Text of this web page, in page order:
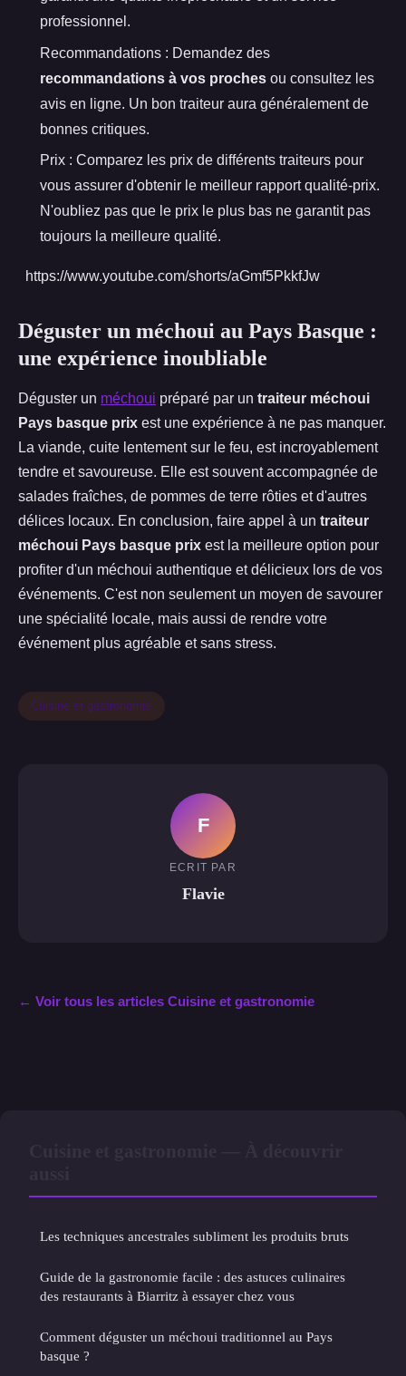
professionnel.
Recommandations : Demandez des
recommandations à vos proches ou consultez les
avis en ligne. Un bon traiteur aura généralement de
bonnes critiques.
Prix : Comparez les prix de différents traiteurs pour
vous assurer d'obtenir le meilleur rapport qualité-prix.
N'oubliez pas que le prix le plus bas ne garantit pas
toujours la meilleure qualité.
https://www.youtube.com/shorts/aGmf5PkkfJw
Déguster un méchoui au Pays Basque :
une expérience inoubliable
Déguster un méchoui préparé par un traiteur méchoui
Pays basque prix est une expérience à ne pas manquer.
La viande, cuite lentement sur le feu, est incroyablement
tendre et savoureuse. Elle est souvent accompagnée de
salades fraîches, de pommes de terre rôties et d'autres
délices locaux. En conclusion, faire appel à un traiteur
méchoui Pays basque prix est la meilleure option pour
profiter d'un méchoui authentique et délicieux lors de vos
événements. C'est non seulement un moyen de savourer
une spécialité locale, mais aussi de rendre votre
événement plus agréable et sans stress.
Cuisine et gastronomie
F
ECRIT PAR
Flavie
← Voir tous les articles Cuisine et gastronomie
Les techniques ancestrales subliment les produits bruts
Guide de la gastronomie facile : des astuces culinaires
des restaurants à Biarritz à essayer chez vous
Comment déguster un méchoui traditionnel au Pays
basque ?